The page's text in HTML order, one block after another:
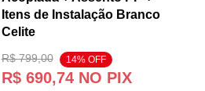
Itens de Instalação Branco
Celite
R$ 799,00 14% OFF
R$ 690,74NO PIX